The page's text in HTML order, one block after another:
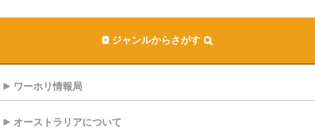
ジャンルからさがす
ワーホリ情報局
オーストラリアについて